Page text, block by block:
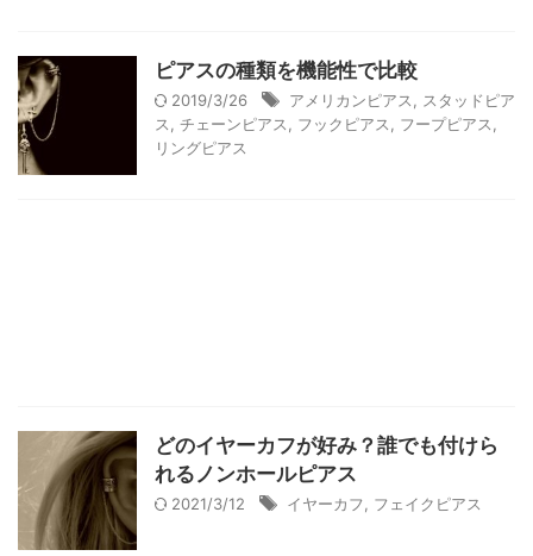
ピアスの種類を機能性で比較
2019/3/26 アメリカンピアス
スタッドピア
ス
チェーンピアス フックピアス フープピアス
リングピアス
どのイヤーカフが好み？誰でも付けら
れるノンホールピアス
2021/3/12 イヤーカフ フェイクピアス